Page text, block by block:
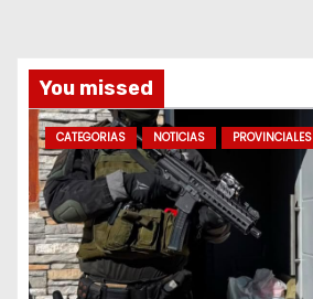
You missed
CATEGORIAS NOTICIAS PROVINCIALES